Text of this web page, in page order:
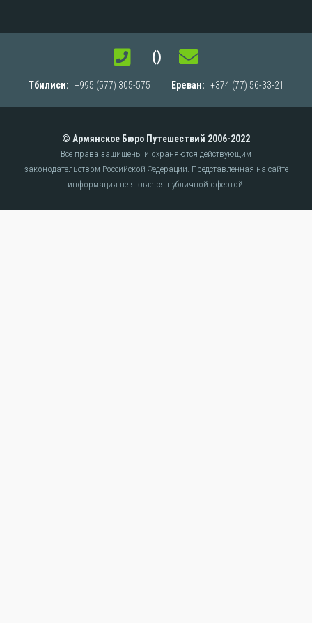
()
Тбилиси: +995 (577) 305-575 Ереван: +374 (77) 56-33-21
© Армянское Бюро Путешествий 2006-2022
Все права защищены и охраняются действующим
законодательством Российской Федерации. Представленная на сайте
информация не является публичной офертой.